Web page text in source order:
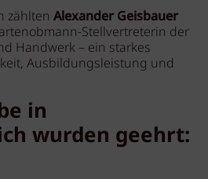
zählten Alexander Geisbauer
Stellvertreterin der
Handwerk – ein starkes
Ausbildungsleistung und
in
wurden geehrt: